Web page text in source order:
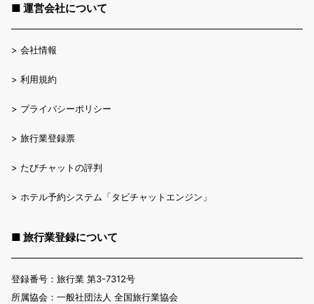
■ 運営会社について
> 会社情報
> 利用規約
> プライバシーポリシー
> 旅行業登録票
> たびチャットの評判
> ホテル予約システム「タビチャットエンジン」
■ 旅行業登録について
登録番号：旅行業 第3-7312号
所属協会：一般社団法人 全国旅行業協会